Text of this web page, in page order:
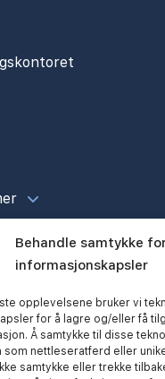
Behandle samtykke
informasjonskapsler
opplevelsene bruker vi
for å lagre og/eller få
Å samtykke til disse
som nettleseratferd eller
samtykke eller trekke